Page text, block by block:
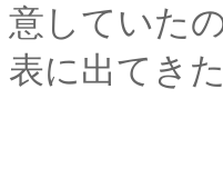
意していた
表に出てき
ろ
「しか